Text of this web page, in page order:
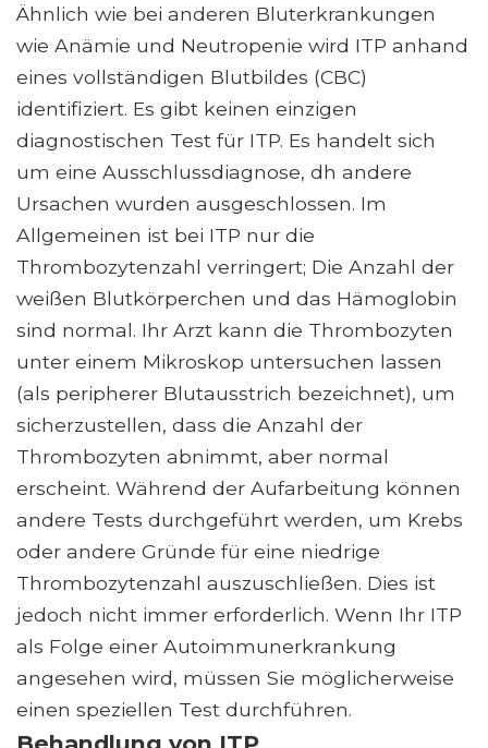
Ähnlich wie bei anderen Bluterkrankungen
wie Anämie und Neutropenie wird ITP anhand
eines vollständigen Blutbildes (CBC)
identifiziert. Es gibt keinen einzigen
diagnostischen Test für ITP. Es handelt sich
um eine Ausschlussdiagnose, dh andere
Ursachen wurden ausgeschlossen. Im
Allgemeinen ist bei ITP nur die
Thrombozytenzahl verringert; Die Anzahl der
weißen Blutkörperchen und das Hämoglobin
sind normal. Ihr Arzt kann die Thrombozyten
unter einem Mikroskop untersuchen lassen
(als peripherer Blutausstrich bezeichnet), um
sicherzustellen, dass die Anzahl der
Thrombozyten abnimmt, aber normal
erscheint. Während der Aufarbeitung können
andere Tests durchgeführt werden, um Krebs
oder andere Gründe für eine niedrige
Thrombozytenzahl auszuschließen. Dies ist
jedoch nicht immer erforderlich. Wenn Ihr ITP
als Folge einer Autoimmunerkrankung
angesehen wird, müssen Sie möglicherweise
einen speziellen Test durchführen.